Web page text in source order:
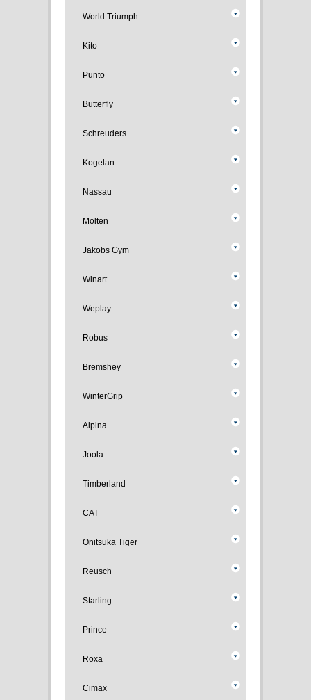
World Triumph
Kito
Punto
Butterfly
Schreuders
Kogelan
Nassau
Molten
Jakobs Gym
Winart
Weplay
Robus
Bremshey
WinterGrip
Alpina
Joola
Timberland
CAT
Onitsuka Tiger
Reusch
Starling
Prince
Roxa
Cimax